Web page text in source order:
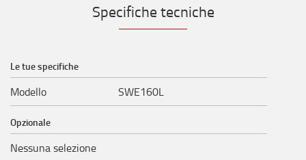
Specifiche tecniche
Le tue specifiche
Modello SWE160L
Opzionale
Nessuna selezione